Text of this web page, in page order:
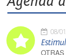
08/